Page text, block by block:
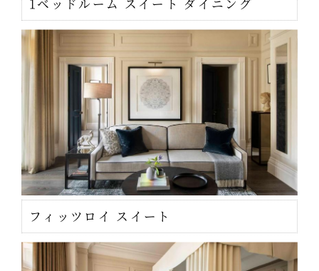
1ベッドルーム スイート ダイニング
フィッツロイ スイート